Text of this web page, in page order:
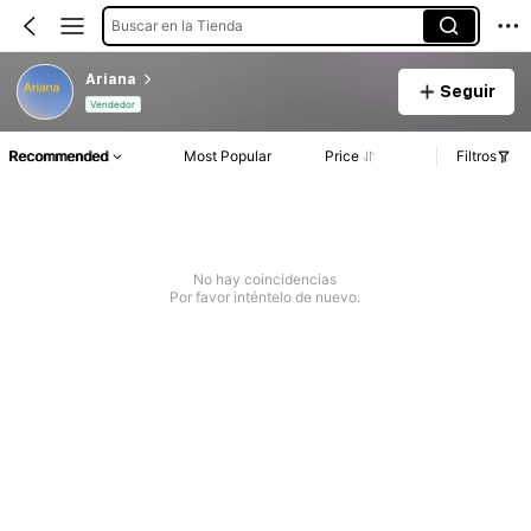
Buscar en la Tienda
Ariana
Vendedor
Seguir
Recommended Most Popular Price Filtros
No hay coincidencias
Por favor inténtelo de nuevo.